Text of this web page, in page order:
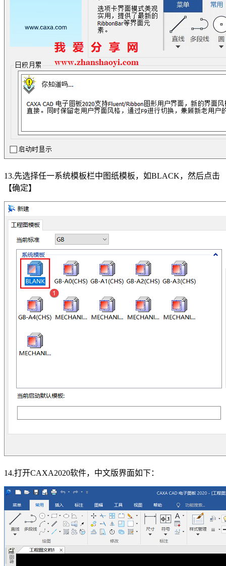
13.先选择任一系统模板栏中图纸模板，如BLACK，然后点击
【确定】
14.打开CAXA2020软件，中文版界面如下：